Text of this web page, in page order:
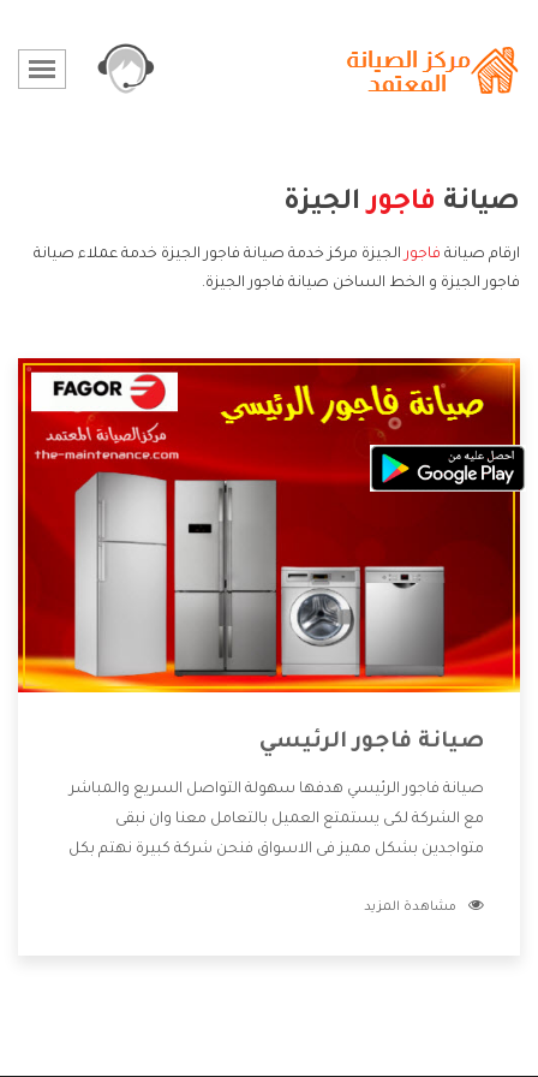
صيانة فاجورالجيزة
ارقام صيانة فاجور الجيزة مركز خدمة صيانة فاجور الجيزة خدمة عملاء صيانة
فاجور الجيزة و الخط الساخن صيانة فاجور الجيزة.
صيانة فاجور الرئيسي
صيانة فاجور الرئيسي هدفها سهولة التواصل السريع والمباشر
مع الشركة لكى يستمتع العميل بالتعامل معنا وان نبقى
متواجدين بشكل مميز فى الاسواق فنحن شركة كبيرة نهتم بكل
الشركة بها والتى تكون منها خدمة الصيانة التى تكون من أهم
مشاهدة المزيد